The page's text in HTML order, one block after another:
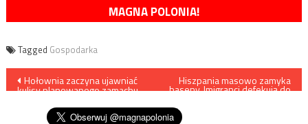
MAGNA POLONIA!
Tagged Gospodarka
Nawigacja
wpisu
Hołownia zaczyna ujawniać
kulisy planowanego zamachu
Hiszpania masowo zamyka
baseny. Imigranci defekują do